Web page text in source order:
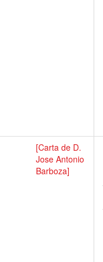
[Carta de D.
Jose Antonio
Barboza]